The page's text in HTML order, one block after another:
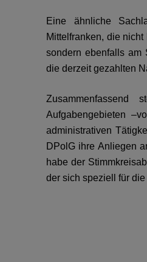
Eine ähnliche
Mittelfranken, die
sondern ebenfalls am
die derzeit gezahlten
Aufgabengebieten
administrativen
DPolG ihre Anliegen
habe der
der sich speziell für